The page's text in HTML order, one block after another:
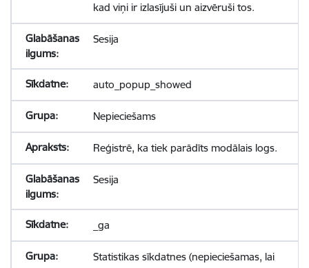
kad viņi ir izlasījuši un aizvēruši tos.
Sesija
auto_popup_showed
Nepieciešams
Reģistrē, ka tiek parādīts modālais logs.
Sesija
_ga
Statistikas sīkdatnes (nepieciešamas, lai